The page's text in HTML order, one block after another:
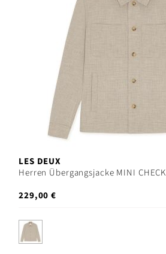
LES DEUX
Herren Übergangsjacke MINI CHECK
229,00 €